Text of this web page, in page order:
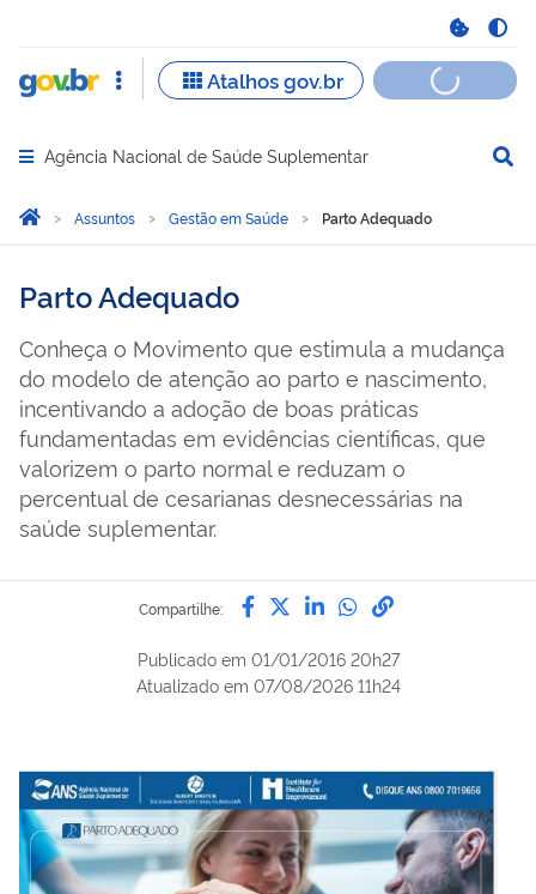
Abrir menu principal de navegação
Agência Nacional de Saúde Suplementar
Você está aqui:
Página Inicial
Assuntos Gestão em Saúde Parto Adequado
Parto Adequado
Conheça o Movimento que estimula a mudança
do modelo de atenção ao parto e nascimento,
incentivando a adoção de boas práticas
fundamentadas em evidências científicas, que
valorizem o parto normal e reduzam o
percentual de cesarianas desnecessárias na
saúde suplementar.
Compartilhe: Compartilhe por Facebook
Compartilhe por Twitter
Compartilhe por
Compartilhe
link para
Publicado em 01/01/2016 20h27
Atualizado em 07/08/2026 11h24